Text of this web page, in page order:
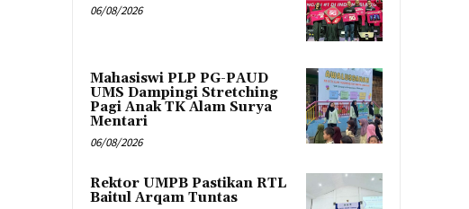
06/08/2026
Mahasiswi PLP PG-PAUD
UMS Dampingi Stretching
Pagi Anak TK Alam Surya
Mentari
06/08/2026
Rektor UMPB Pastikan RTL
Baitul Arqam Tuntas